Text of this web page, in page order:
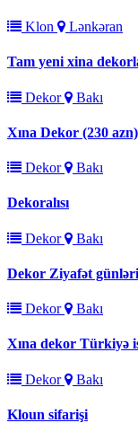
Klon Lənkəran
Tam yeni xina
Dekor Bakı
Xına Dekor (230 azn)
Dekor Bakı
Dekoralısı
Dekor Bakı
Dekor Ziyafət
Dekor Bakı
Xına dekor Türkiyə
Dekor Bakı
Kloun sifarişi